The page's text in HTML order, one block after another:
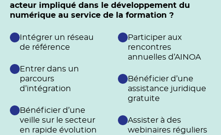
acteur impliqué dans le développement du
numérique au service de la formation ?
Intégrer un réseau
de référence
Entrer dans un
parcours
d’intégration
Bénéficier d’une
veille sur le secteur
en rapide évolution
Participer aux
rencontres
annuelles d’AINOA
Bénéficier d’une
assistance juridique
gratuite
Assister à des
webinaires réguliers